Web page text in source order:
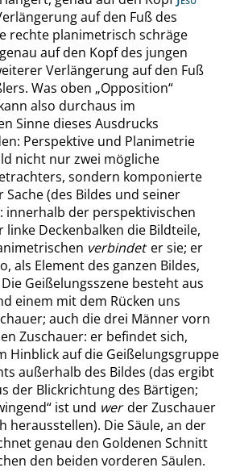
auf den Fuß des
rechte planimetrisch schräge
auf den Kopf des jungen
Verlängerung auf den Fuß
Was oben „Opposition“
also durchaus im
Sinne dieses Ausdrucks
Perspektive und Planimetrie
nicht nur zwei mögliche
sondern komponierte
(des Bildes und seiner
innerhalb der perspektivischen
Deckenbalken die Bildteile,
verbindeter sie; er
als Element des ganzen Bildes,
Geißelungsszene besteht aus
einem mit dem Rücken uns
auch die drei Männer vorn
Zuschauer: er befindet sich,
Hinblick auf die Geißelungsgruppe
außerhalb des Bildes (das ergibt
der Blickrichtung des Bärtigen;
“ ist und werder Zuschauer
herausstellen). Die Säule, an der
genau den Goldenen Schnitt
den beiden vorderen Säulen.